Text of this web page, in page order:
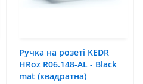
Ручка на розеті KEDR
HRoz R06.148-AL - Black
mat (квадратна)